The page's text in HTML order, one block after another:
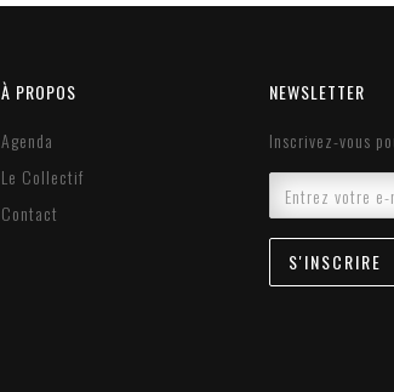
À PROPOS
Agenda
Le Collectif
Contact
NEWSLETTER
Inscrivez-vous